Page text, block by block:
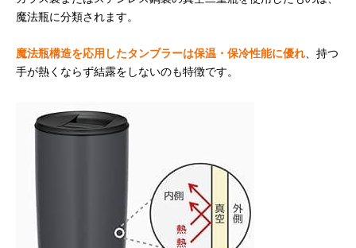
魔法瓶に分類されます。
魔法瓶構造を応用したタンブラーは保温・保冷性能に優れ 、持つ
手が熱くならず結露をしないのも特徴です。